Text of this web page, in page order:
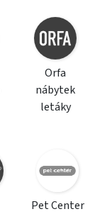
Orfa
nábytek
letáky
Pet Center